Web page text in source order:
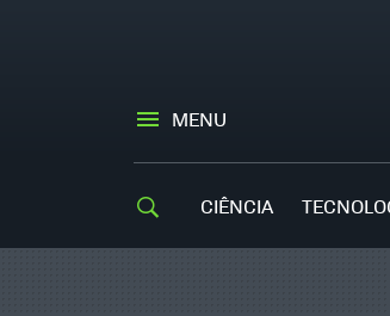
MENU
CIÊNCIA